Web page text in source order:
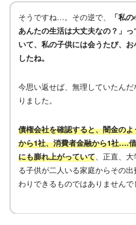
そうですね…。その逆で、
「私
あんたの生活は大丈夫なの？」
いて、私の子供には会うたび、
したね。
今思い返せば、無理していたん
りました。
債権会社を確認すると、闇金の
から1社、消費者金融から1社….
にも膨れ上がっていて、正直、
る子供が二人いる家庭からその
わりできるものではありませんで